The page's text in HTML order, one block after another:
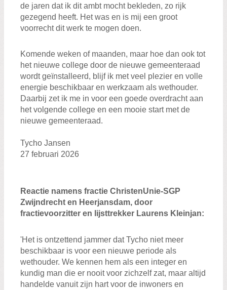
de jaren dat ik dit ambt mocht bekleden, zo rijk
gezegend heeft. Het was en is mij een groot
voorrecht dit werk te mogen doen.
Komende weken of maanden, maar hoe dan ook tot
het nieuwe college door de nieuwe gemeenteraad
wordt geïnstalleerd, blijf ik met veel plezier en volle
energie beschikbaar en werkzaam als wethouder.
Daarbij zet ik me in voor een goede overdracht aan
het volgende college en een mooie start met de
nieuwe gemeenteraad.
Tycho Jansen
27 februari 2026
Reactie namens fractie ChristenUnie-SGP
Zwijndrecht en Heerjansdam, door
fractievoorzitter en lijsttrekker Laurens Kleinjan:
'Het is ontzettend jammer dat Tycho niet meer
beschikbaar is voor een nieuwe periode als
wethouder. We kennen hem als een integer en
kundig man die er nooit voor zichzelf zat, maar altijd
handelde vanuit zijn hart voor de inwoners en